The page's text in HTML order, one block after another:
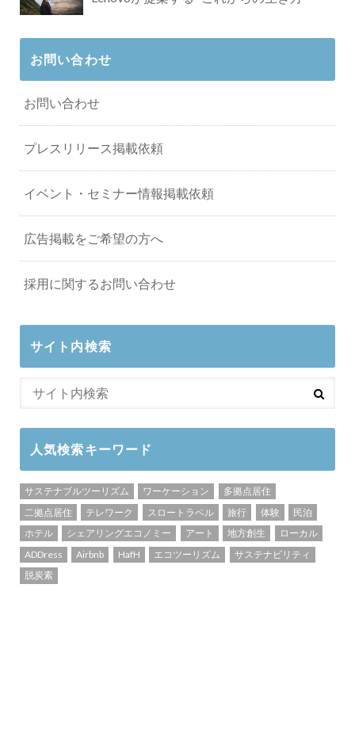
お問い合わせ
お問い合わせ
プレスリリース掲載依頼
イベント・セミナー情報掲載依頼
広告掲載をご希望の方へ
採用に関するお問い合わせ
サイト内検索
人気検索キーワード
サステナブルツーリズム ワーケーション
多拠点居住
二拠点居住
テレワーク スロートラベル 旅行 体験
民泊
ホテル
シェアリングエコノミー アート 地方創生
ローカル
ADDress
Airbnb HafH エコツーリズム
サステナビリティ
脱炭素